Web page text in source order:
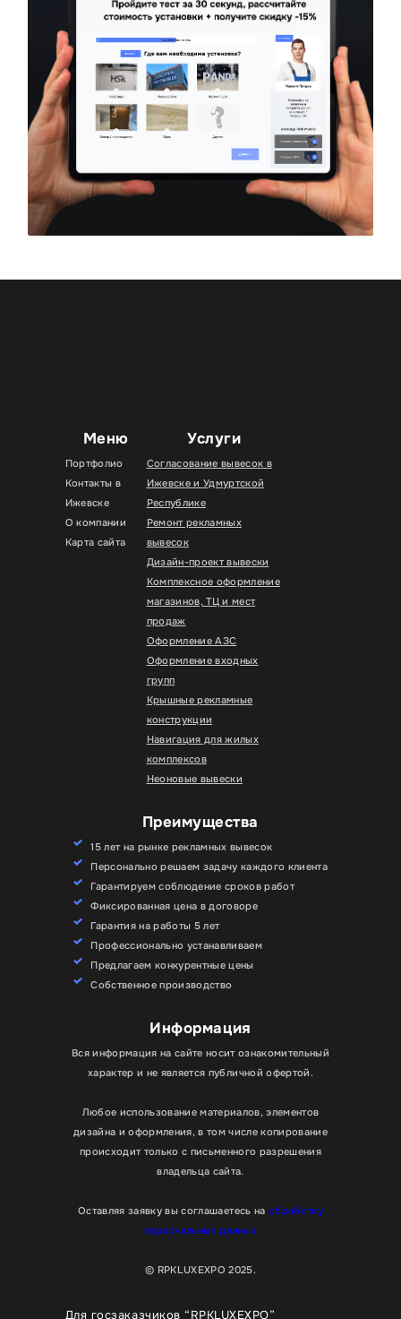
Меню
Портфолио
Контакты в
Ижевске
О компании
Карта сайта
Услуги
Согласование вывесок в
Ижевске и Удмуртской
Республике
Ремонт рекламных
вывесок
Дизайн-проект вывески
Комплексное оформление
магазинов, ТЦ и мест
продаж
Оформление АЗС
Оформление входных
групп
Крышные рекламные
конструкции
Навигация для жилых
комплексов
Неоновые вывески
Преимущества
15 лет на рынке рекламных вывесок
Персонально решаем задачу каждого клиента
Гарантируем соблюдение сроков работ
Фиксированная цена в договоре
Гарантия на работы 5 лет
Профессионально устанавливаем
Предлагаем конкурентные цены
Собственное производство
Информация
Вся информация на сайте носит ознакомительный
характер и не является публичной офертой.
Любое использование материалов, элементов
дизайна и оформления, в том числе копирование
происходит только с письменного разрешения
владельца сайта.
Оставляя заявку вы соглашаетесь на обработку
персональных данных
© RPKLUXEXPO 2025.
Для госзаказчиков “RPKLUXEXPO”